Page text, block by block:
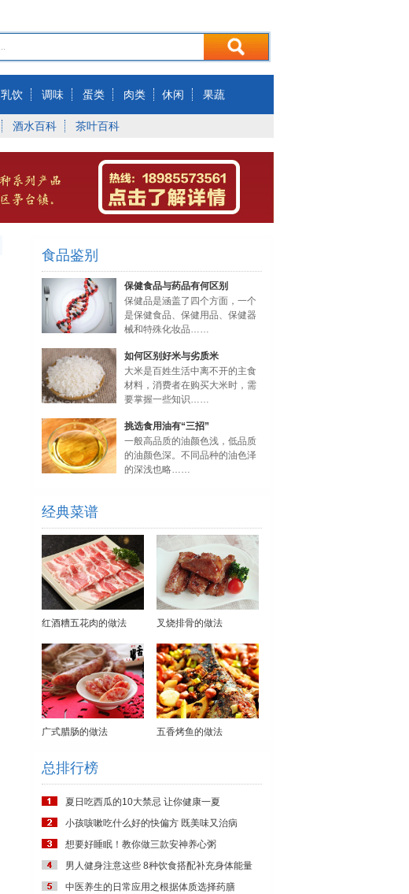
乳饮 调味 蛋类 肉类 休闲 果蔬
酒水百科 茶叶百科
食品鉴别
保健食品与药品有何区别
保健品是涵盖了四个方面，一个
是保健食品、保健用品、保健器
械和特殊化妆品……
如何区别好米与劣质米
大米是百姓生活中离不开的主食
材料，消费者在购买大米时，需
要掌握一些知识……
挑选食用油有“三招”
一般高品质的油颜色浅，低品质
的油颜色深。不同品种的油色泽
的深浅也略……
经典菜谱
红酒糟五花肉的做法 叉烧排骨的做法
广式腊肠的做法 五香烤鱼的做法
总排行榜
夏日吃西瓜的10大禁忌 让你健康一夏
小孩咳嗽吃什么好的快偏方 既美味又治病
想要好睡眠！教你做三款安神养心粥
男人健身注意这些 8种饮食搭配补充身体能量
中医养生的日常应用之根据体质选择药膳